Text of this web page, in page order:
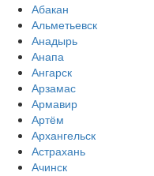
Абакан
Альметьевск
Анадырь
Анапа
Ангарск
Арзамас
Армавир
Артём
Архангельск
Астрахань
Ачинск